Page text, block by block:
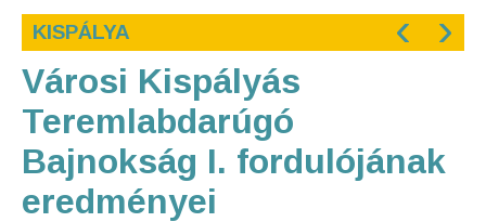
KISPÁLYA ‹ ›
Városi Kispályás
Teremlabdarúgó
Bajnokság I. fordulójának
eredményei